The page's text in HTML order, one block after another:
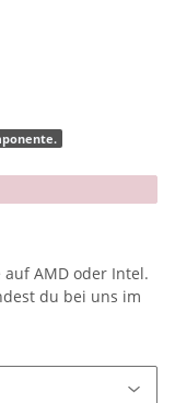
auf AMD oder Intel.
du bei uns im